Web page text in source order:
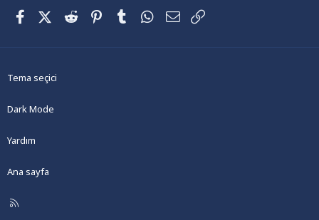
FacebookX (Twitter)
Reddit PinterestTumblrWhatsApp
E-posta
Tema seçici
Dark Mode
Yardım
Ana sayfa
R